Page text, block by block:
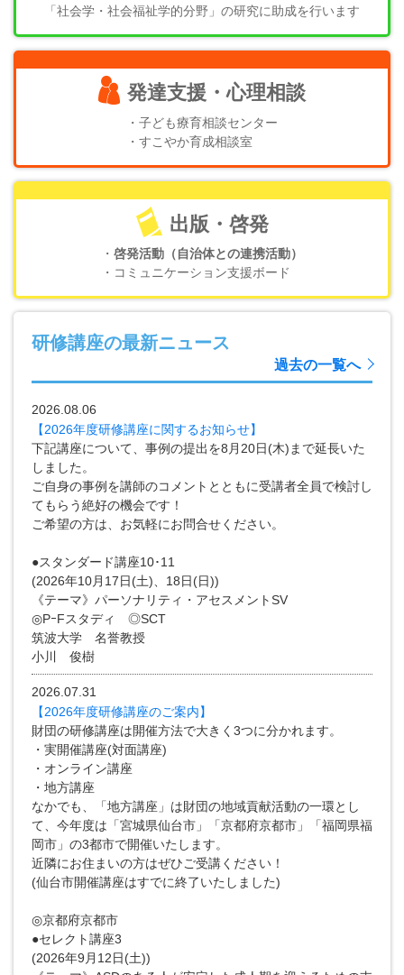
「社会学・社会福祉学的分野」の研究に助成を行います
発達支援・心理相談
・子ども療育相談センター
・すこやか育成相談室
出版・啓発
・ 啓発活動（自治体との連携活動）
・コミュニケーション支援ボード
研修講座の最新ニュース
過去の一覧へ
2026.08.06
【2026年度研修講座に関するお知らせ】
下記講座について、事例の提出を8月20日(木)まで延長いた
しました。
ご自身の事例を講師のコメントとともに受講者全員で検討し
てもらう絶好の機会です！
ご希望の方は、お気軽にお問合せください。
●スタンダード講座10･11
(2026年10月17日(土)、18日(日))
《テーマ》パーソナリティ・アセスメントSV
◎PｰFスタディ ◎SCT
筑波大学 名誉教授
小川 俊樹
2026.07.31
【2026年度研修講座のご案内】
財団の研修講座は開催方法で大きく3つに分かれます。
・実開催講座(対面講座)
・オンライン講座
・地方講座
なかでも、「地方講座」は財団の地域貢献活動の一環とし
て、今年度は「宮城県仙台市」「京都府京都市」「福岡県福
岡市」の3都市で開催いたします。
近隣にお住まいの方はぜひご受講ください！
(仙台市開催講座はすでに終了いたしました)
◎京都府京都市
●セレクト講座3
(2026年9月12日(土))